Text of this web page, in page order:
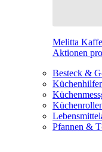
Melitta
Aktionen
Besteck &
Pfannen &